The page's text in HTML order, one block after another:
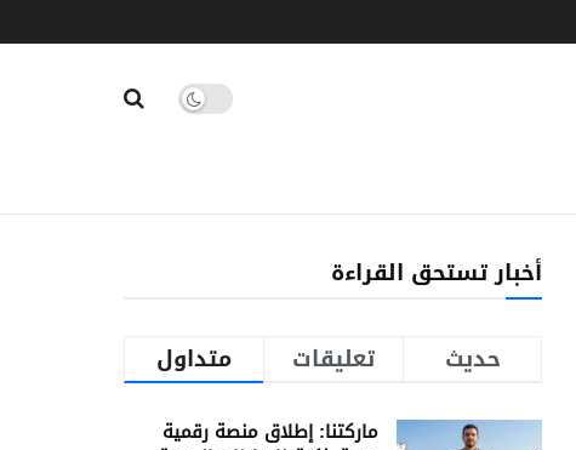
أخبار تستحق القراءة
متداول تعليقات حديث
ماركتنا: إطلاق منصة رقمية